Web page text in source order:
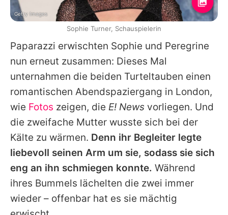
Paparazzi erwischten Sophie und Peregrine
nun erneut zusammen: Dieses Mal
unternahmen die beiden Turteltauben einen
romantischen Abendspaziergang in London,
wie Fotos zeigen, die E! News vorliegen. Und
die zweifache Mutter wusste sich bei der
Kälte zu wärmen. Denn ihr Begleiter legte
liebevoll seinen Arm um sie, sodass sie sich
eng an ihn schmiegen konnte. Während
ihres Bummels lächelten die zwei immer
wieder – offenbar hat es sie mächtig
Getty Images
Sophie Turner, Schauspielerin